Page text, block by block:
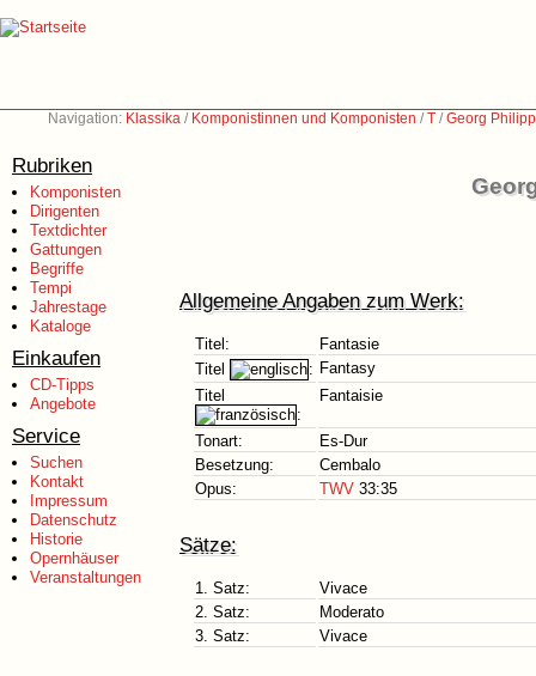
Navigation: Klassika / Komponistinnen und Komponisten /T /Georg
Rubriken
Komponisten
Dirigenten
Textdichter
Gattungen
Begriffe
Tempi
Jahrestage
Kataloge
Einkaufen
CD-Tipps
Angebote
Service
Suchen
Kontakt
Impressum
Datenschutz
Historie
Opernhäuser
Veranstaltungen
Allgemeine Angaben zum Werk:
Titel:
Fantasie
Titel
: Fantasy
Titel
:
Fantaisie
Tonart:
Es-Dur
Besetzung:
Cembalo
Opus:
TWV 33:35
Sätze:
1. Satz:
Vivace
2. Satz:
Moderato
3. Satz:
Vivace